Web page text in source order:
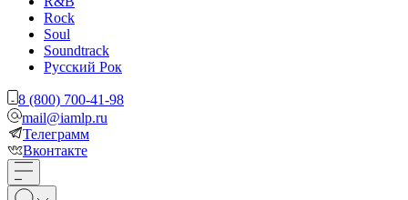
Rock
Soul
Soundtrack
Русский Рок
8 (800) 700-41-98
mail@iamlp.ru
Телеграмм
Вконтакте